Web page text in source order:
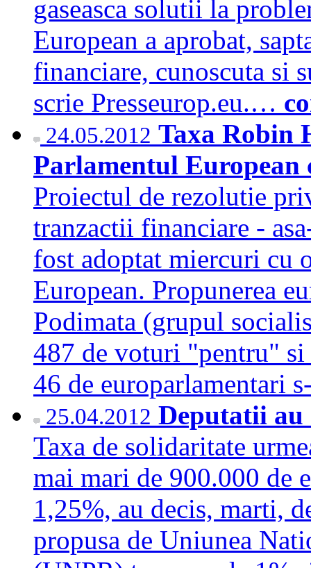
gaseasca solutii la
European a aprobat,
financiare, cunoscuta si
scrie Presseurop.eu.…
24.05.2012 Taxa Robin
Parlamentul
Proiectul de rezolutie
tranzactii financiare -
fost adoptat miercuri cu
European. Propunerea
Podimata (grupul
487 de voturi "pentru"
46 de europarlamentari
25.04.2012 Deputatii au
Taxa de solidaritate
mai mari de 900.000 de
1,25%, au decis, marti,
propusa de Uniunea